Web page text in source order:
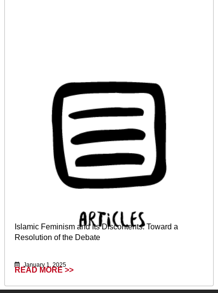
Islamic Feminism and Its Discontents: Toward a
Resolution of the Debate
January 1, 2025
READ MORE >>